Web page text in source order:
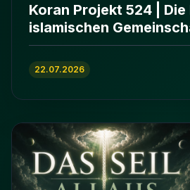
Koran Projekt 524 |
islamischen
ʿImrān 103-112
22.07.2026